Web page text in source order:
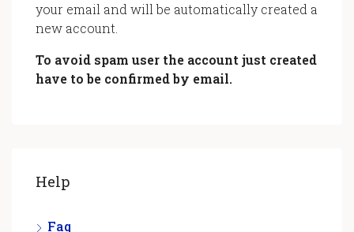
your email and will be automatically created a
new account.
To avoid spam user the account just created
have to be confirmed by email.
Help
Faq